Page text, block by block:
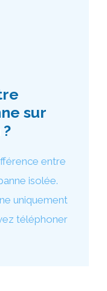
sur
entre
isolée.
uniquement
téléphoner